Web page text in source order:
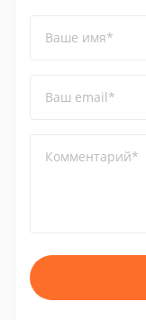
Ваше имя*
Ваш email*
Комментарий*